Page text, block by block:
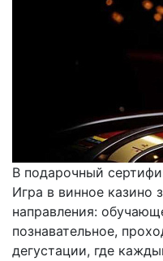
В подарочный
Игра в винное казино
направления:
познавательное,
дегустации, где